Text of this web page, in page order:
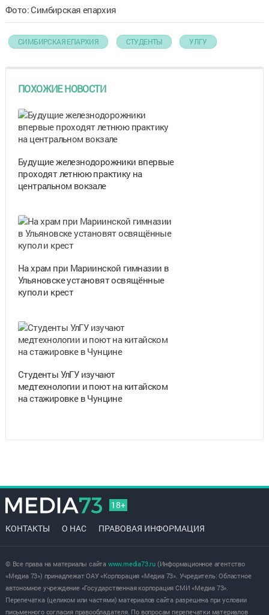
Фото: Симбирская епархия
СИМБИРСКАЯ ЕПАРХИЯ СТУДЕНТЫ УЛГУ
ПОХОЖИЕ НОВОСТИ
Будущие железнодорожники впервые
проходят летнюю практику на
центральном вокзале
На храм при Мариинской гимназии в
Ульяновске установят освящённые
купол и крест
Студенты УлГУ изучают
медтехнологии и поют на китайском
на стажировке в Чунцине
18+
КОНТАКТЫ О НАС ПРАВОВАЯ ИНФОРМАЦИЯ
© Все права на материалы сайта www.media73.ru(Информационное агентство
«Медиа 73») принадлежат ОАУ «Корпорация «Медиа 73». Учредитель: Областное
автономное учреждение «Государственная корпорация СМИ «Медиа 73».
Перепечатка (целиком или частями) материалов сайта разрешена при условии
письменного согласия правообладателя. По вопросам перепечатки материалов